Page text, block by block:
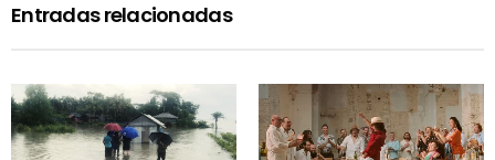
Entradas relacionadas